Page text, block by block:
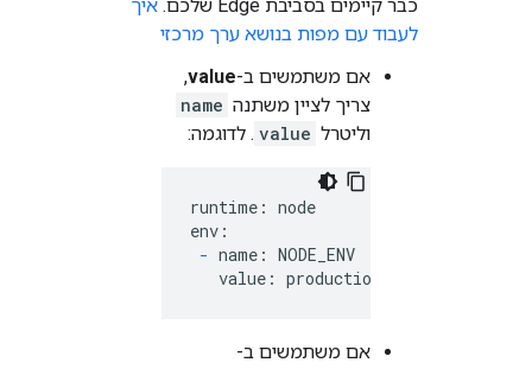
כבר קיימים בסביבת Edge שלכם.
איך
לעבוד עם מפות בנושא ערך מרכזי
אם משתמשים ב-value
,
צריך לציין משתנה name
וליטרל value . לדוגמה:
runtime: node
env:
- name: NODE_ENV
   value: production
אם משתמשים ב-